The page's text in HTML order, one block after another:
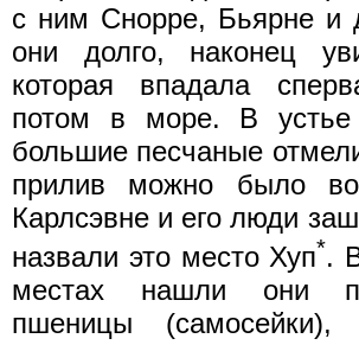
с ним Снорре, Бьярне и
они долго, наконец
которая впадала
потом в море. В
большие песчаные
прилив можно было
Карлсэвне и его люди
назвали это место Хуп*.
местах нашли они
пшеницы